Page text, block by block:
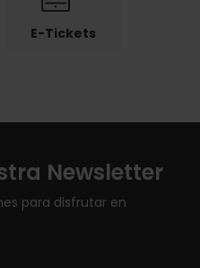
E-Tickets
Newsletter
para disfrutar en